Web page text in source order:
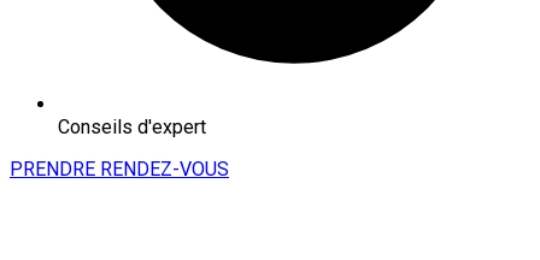
Conseils d'expert
PRENDRE RENDEZ-VOUS